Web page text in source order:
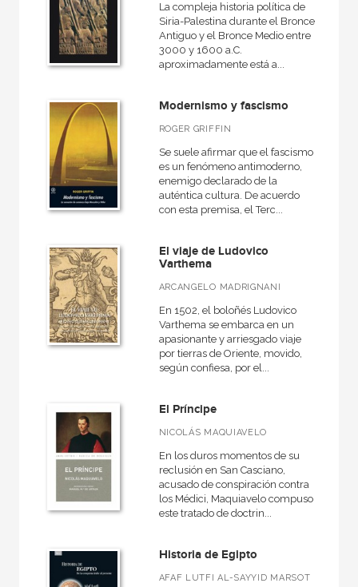
La compleja historia política de
Siria-Palestina durante el Bronce
Antiguo y el Bronce Medio entre
3000 y 1600 a.C.
aproximadamente está a...
Modernismo y fascismo
ROGER GRIFFIN
Se suele afirmar que el fascismo
es un fenómeno antimoderno,
enemigo declarado de la
auténtica cultura. De acuerdo
con esta premisa, el Terc...
El viaje de Ludovico
Varthema
ARCANGELO MADRIGNANI
En 1502, el boloñés Ludovico
Varthema se embarca en un
apasionante y arriesgado viaje
por tierras de Oriente, movido,
según confiesa, por el...
El Príncipe
NICOLÁS MAQUIAVELO
En los duros momentos de su
reclusión en San Casciano,
acusado de conspiración contra
los Médici, Maquiavelo compuso
este tratado de doctrin...
Historia de Egipto
AFAF LUTFI AL-SAYYID MARSOT